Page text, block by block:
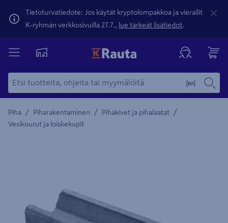
Tietoturvatiedote: Jos käytät kryptolompakkoa ja vierailit
K-ryhmän verkkosivuilla 27.7., lue tärkeät lisätiedot.
Piha / Piharakentaminen / Pihakivet ja pihalaatat /
Vesikourut ja loiskekupit
Yksityiskohtainen kuvaus löytyy Tuotteen kuvaus -